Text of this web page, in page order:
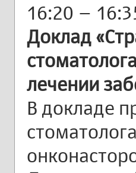
16:20 –
Доклад
лечении
В докладе